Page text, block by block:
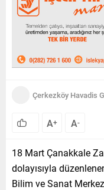
Çerkezköy Havadis
A+ A-
18 Mart Çanakkale
dolayısıyla
Bilim ve Sanat